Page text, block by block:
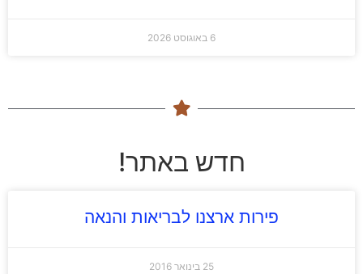
6 באוגוסט 2026
חדש באתר!
פירות ארצנו לבריאות והנאה
25 בינואר 2016